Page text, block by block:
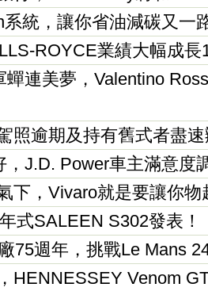
統，讓你省油減碳又一
ROYCE業績大幅成長
蟬連美夢，Valentino
照逾期及持有舊式者盡
，J.D. Power車主滿意度
下，Vivaro就是要讓你物
式SALEEN S302發表！
75週年，挑戰Le Mans
HENNESSEY Venom